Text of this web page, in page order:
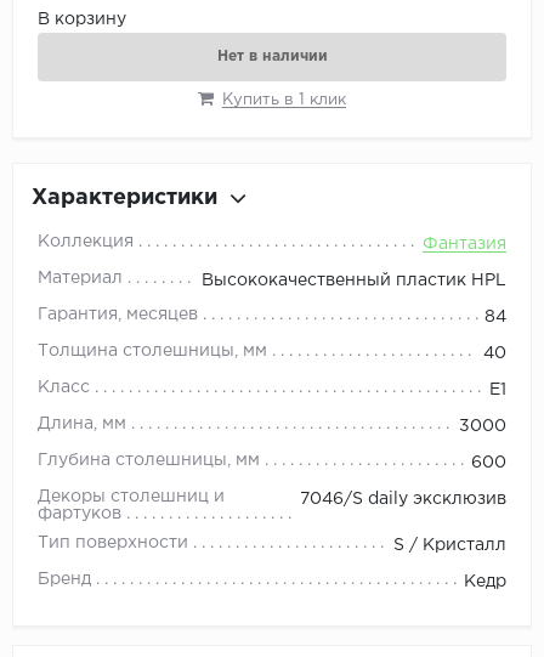
В корзину
Нет в наличии
Купить в 1 клик
Характеристики
Коллекция Фантазия
Материал Высококачественный пластик HPL
Гарантия, месяцев 84
Толщина столешницы, мм 40
Класс E1
Длина, мм 3000
Глубина столешницы, мм 600
Декоры столешниц и
фартуков
7046/S daily эксклюзив
Тип поверхности S / Кристалл
Бренд Кедр